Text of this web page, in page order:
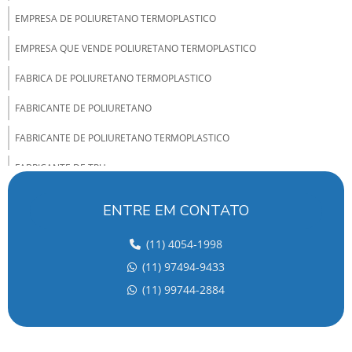
EMPRESA DE POLIURETANO TERMOPLASTICO
EMPRESA QUE VENDE POLIURETANO TERMOPLASTICO
FABRICA DE POLIURETANO TERMOPLASTICO
FABRICANTE DE POLIURETANO
FABRICANTE DE POLIURETANO TERMOPLASTICO
FABRICANTE DE TPU
ENTRE EM CONTATO
(11) 4054-1998
(11) 97494-9433
(11) 99744-2884